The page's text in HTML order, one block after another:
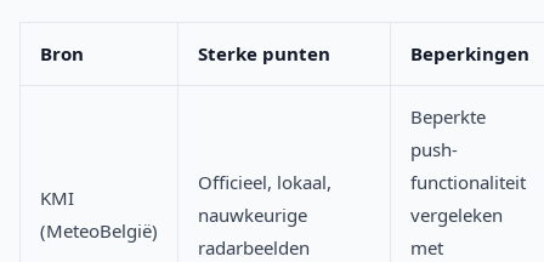
Bron Sterke punten Beperkingen
KMI
(MeteoBelgië)
Officieel, lokaal,
nauwkeurige
radarbeelden
Beperkte
push-
functionaliteit
vergeleken
met